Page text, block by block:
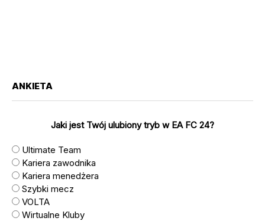
ANKIETA
Jaki jest Twój ulubiony tryb w EA FC 24?
Ultimate Team
Kariera zawodnika
Kariera menedżera
Szybki mecz
VOLTA
Wirtualne Kluby